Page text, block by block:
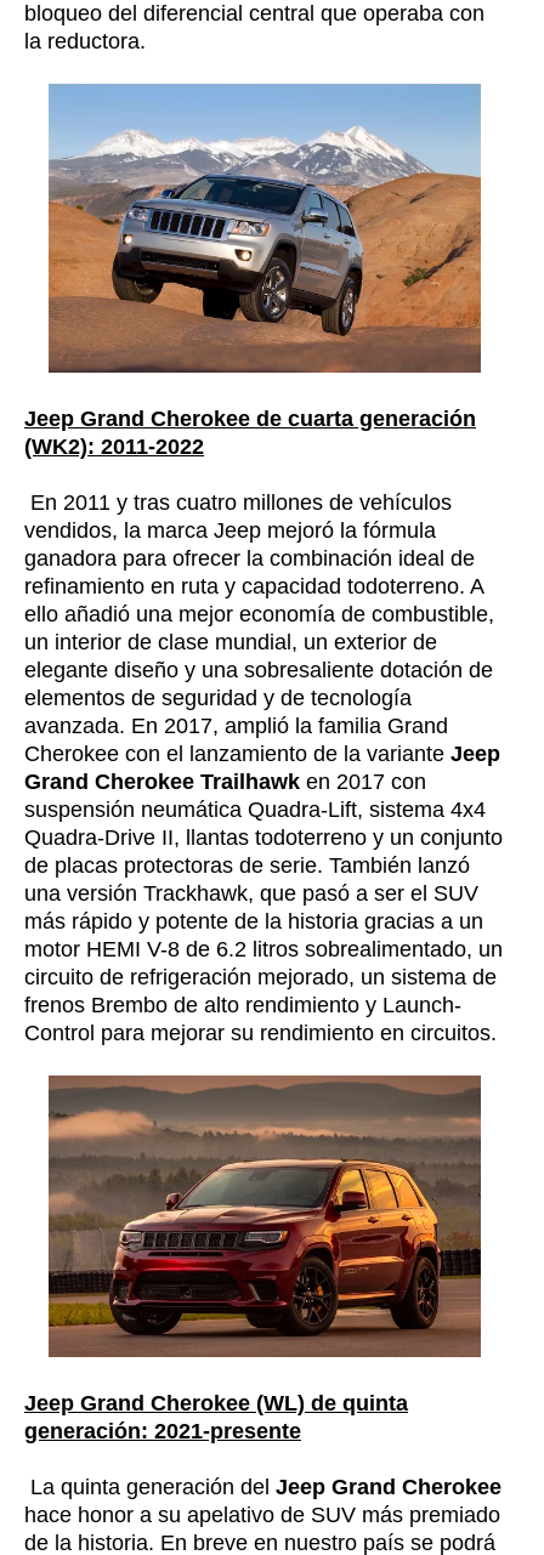
bloqueo del diferencial central que operaba con
la reductora.
Jeep Grand Cherokee de cuarta generación
(WK2): 2011-2022
En 2011 y tras cuatro millones de vehículos
vendidos, la marca Jeep mejoró la fórmula
ganadora para ofrecer la combinación ideal de
refinamiento en ruta y capacidad todoterreno. A
ello añadió una mejor economía de combustible,
un interior de clase mundial, un exterior de
elegante diseño y una sobresaliente dotación de
elementos de seguridad y de tecnología
avanzada. En 2017, amplió la familia Grand
Cherokee con el lanzamiento de la variante Jeep
Grand Cherokee Trailhawk en 2017 con
suspensión neumática Quadra-Lift, sistema 4x4
Quadra-Drive II, llantas todoterreno y un conjunto
de placas protectoras de serie. También lanzó
una versión Trackhawk, que pasó a ser el SUV
más rápido y potente de la historia gracias a un
motor HEMI V-8 de 6.2 litros sobrealimentado, un
circuito de refrigeración mejorado, un sistema de
frenos Brembo de alto rendimiento y Launch-
Control para mejorar su rendimiento en circuitos.
Jeep Grand Cherokee (WL) de quinta
generación: 2021-presente
La quinta generación del Jeep Grand Cherokee
hace honor a su apelativo de SUV más premiado
de la historia. En breve en nuestro país se podrá